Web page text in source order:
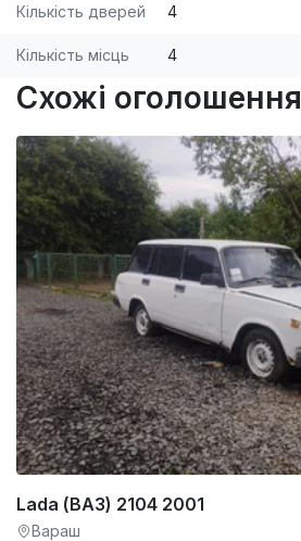
Кількість дверей 4
Кількість місць 4
Схожі оголошення
Lada (ВАЗ) 2104 2001
Вараш